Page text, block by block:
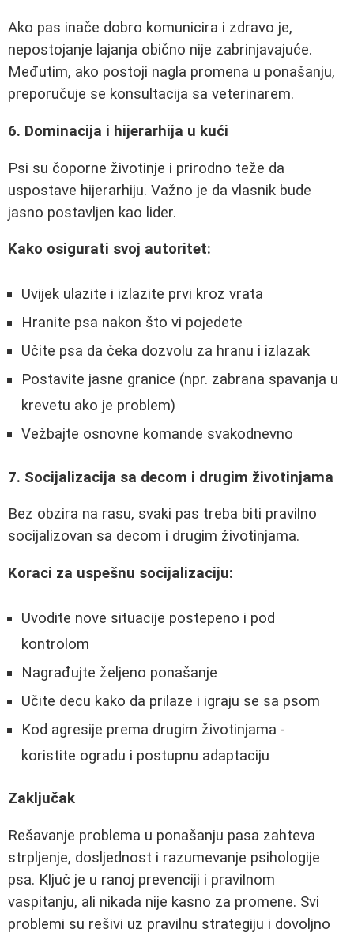
Ako pas inače dobro komunicira i zdravo je,
nepostojanje lajanja obično nije zabrinjavajuće.
Međutim, ako postoji nagla promena u ponašanju,
preporučuje se konsultacija sa veterinarem.
6. Dominacija i hijerarhija u kući
Psi su čoporne životinje i prirodno teže da
uspostave hijerarhiju. Važno je da vlasnik bude
jasno postavljen kao lider.
Kako osigurati svoj autoritet:
Uvijek ulazite i izlazite prvi kroz vrata
Hranite psa nakon što vi pojedete
Učite psa da čeka dozvolu za hranu i izlazak
Postavite jasne granice (npr. zabrana spavanja u
krevetu ako je problem)
Vežbajte osnovne komande svakodnevno
7. Socijalizacija sa decom i drugim životinjama
Bez obzira na rasu, svaki pas treba biti pravilno
socijalizovan sa decom i drugim životinjama.
Koraci za uspešnu socijalizaciju:
Uvodite nove situacije postepeno i pod
kontrolom
Nagrađujte željeno ponašanje
Učite decu kako da prilaze i igraju se sa psom
Kod agresije prema drugim životinjama -
koristite ogradu i postupnu adaptaciju
Zaključak
Rešavanje problema u ponašanju pasa zahteva
strpljenje, dosljednost i razumevanje psihologije
psa. Ključ je u ranoj prevenciji i pravilnom
vaspitanju, ali nikada nije kasno za promene. Svi
problemi su rešivi uz pravilnu strategiju i dovoljno